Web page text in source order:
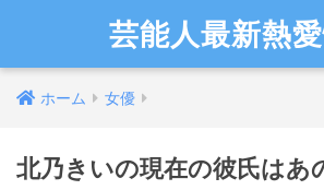
芸能人最新熱
ホーム 女優
北乃きいの現在の彼氏はあ